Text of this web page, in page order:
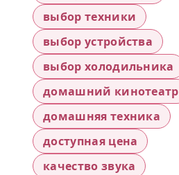
выбор техники
выбор устройства
выбор холодильника
домашний кинотеатр
домашняя техника
доступная цена
качество звука